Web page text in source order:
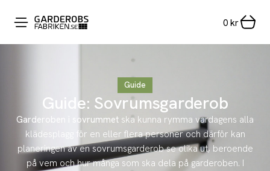
0 kr
Guide
Guide: Sovrumsgarderob
Garderoben i sovrummet ska kunna rymma vardagens alla
klädesplagg för en eller flera personer och därför kan
planeringen av en sovrumsgarderob se olika ut, beroende
på vem och hur många som ska dela på garderoben. I